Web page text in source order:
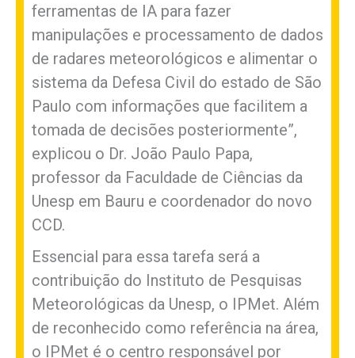
ferramentas de IA para fazer
manipulações e processamento de dados
de radares meteorológicos e alimentar o
sistema da Defesa Civil do estado de São
Paulo com informações que facilitem a
tomada de decisões posteriormente”,
explicou o Dr. João Paulo Papa,
professor da Faculdade de Ciências da
Unesp em Bauru e coordenador do novo
CCD.
Essencial para essa tarefa será a
contribuição do Instituto de Pesquisas
Meteorológicas da Unesp, o IPMet. Além
de reconhecido como referência na área,
o IPMet é o centro responsável por